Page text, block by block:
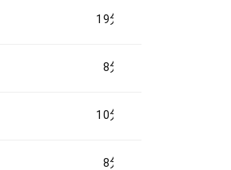
19分鐘
8分鐘
10分鐘
8分鐘